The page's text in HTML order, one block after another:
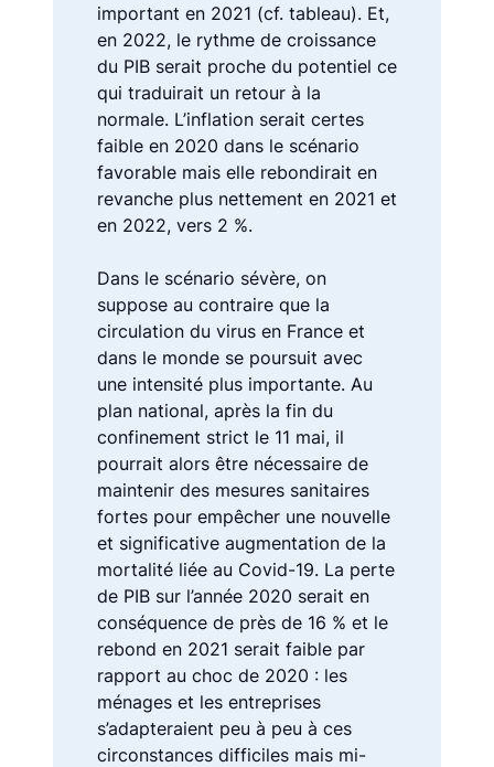
important en 2021 (cf. tableau). Et,
en 2022, le rythme de croissance
du PIB serait proche du potentiel ce
qui traduirait un retour à la
normale. L’inflation serait certes
faible en 2020 dans le scénario
favorable mais elle rebondirait en
revanche plus nettement en 2021 et
en 2022, vers 2 %.
Dans le scénario sévère, on
suppose au contraire que la
circulation du virus en France et
dans le monde se poursuit avec
une intensité plus importante. Au
plan national, après la fin du
confinement strict le 11 mai, il
pourrait alors être nécessaire de
maintenir des mesures sanitaires
fortes pour empêcher une nouvelle
et significative augmentation de la
mortalité liée au Covid-19. La perte
de PIB sur l’année 2020 serait en
conséquence de près de 16 % et le
rebond en 2021 serait faible par
rapport au choc de 2020 : les
ménages et les entreprises
s’adapteraient peu à peu à ces
circonstances difficiles mais mi-